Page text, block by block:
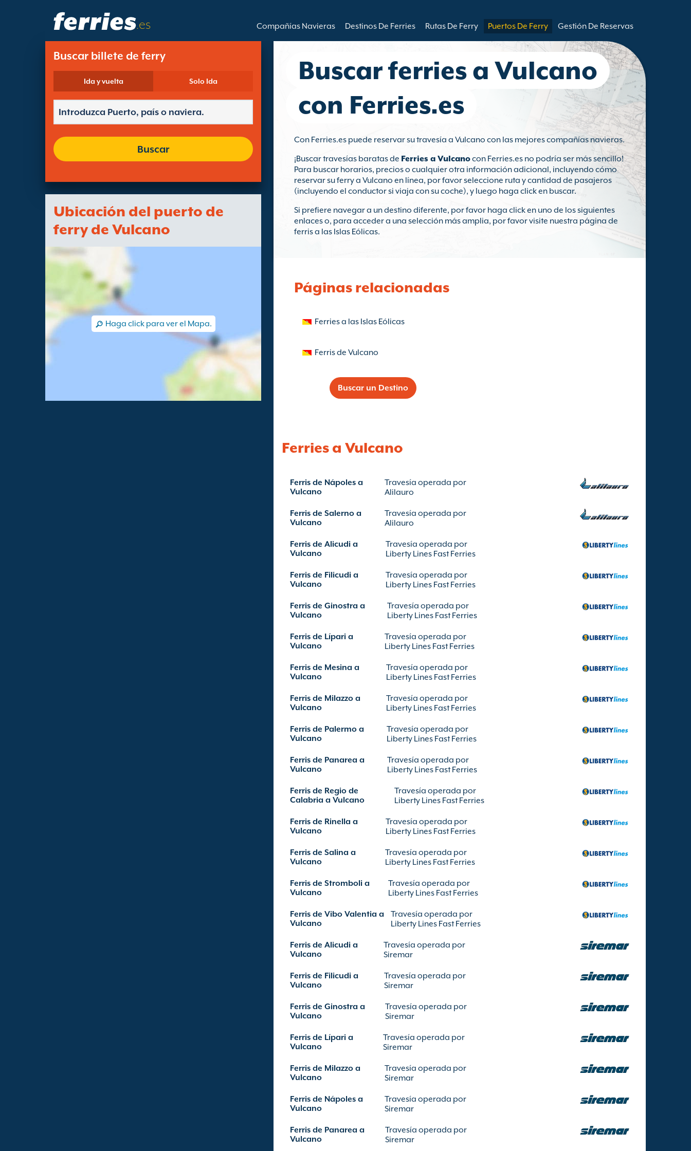
.es Compañías Navieras Destinos De Ferries Rutas De Ferry Puertos De Ferry Gestión De Reservas
Buscar billete de ferry
Ida y vuelta Solo Ida
Buscar
Ubicación del puerto de
ferry de Vulcano
Haga click para ver el Mapa.
Buscar ferries a Vulcano
con Ferries.es
Con Ferries.es puede reservar su travesía a Vulcano con las mejores compañías navieras.
¡Buscar travesías baratas de Ferries a Vulcanocon Ferries.es no podría ser más sencillo!
Para buscar horarios, precios o cualquier otra información adicional, incluyendo cómo
reservar su ferry a Vulcano en línea, por favor seleccione ruta y cantidad de pasajeros
(incluyendo el conductor si viaja con su coche), y luego haga click en buscar.
Si prefiere navegar a un destino diferente, por favor haga click en uno de los siguientes
enlaces o, para acceder a una selección más amplia, por favor visite nuestra página de
ferris a las Islas Eólicas.
Ferries a Vulcano
Ferris de Nápoles a
Vulcano
Travesía operada por
Alilauro
Ferris de Salerno a
Vulcano
Travesía operada por
Alilauro
Ferris de Alicudi a
Vulcano
Travesía operada por
Liberty Lines Fast Ferries
Ferris de Filicudi a
Vulcano
Travesía operada por
Liberty Lines Fast Ferries
Ferris de Ginostra a
Vulcano
Travesía operada por
Liberty Lines Fast Ferries
Ferris de Lípari a
Vulcano
Travesía operada por
Liberty Lines Fast Ferries
Ferris de Mesina a
Vulcano
Travesía operada por
Liberty Lines Fast Ferries
Ferris de Milazzo a
Vulcano
Travesía operada por
Liberty Lines Fast Ferries
Ferris de Palermo a
Vulcano
Travesía operada por
Liberty Lines Fast Ferries
Ferris de Panarea a
Vulcano
Travesía operada por
Liberty Lines Fast Ferries
Ferris de Regio de
Calabria a Vulcano
Travesía operada por
Liberty Lines Fast Ferries
Ferris de Rinella a
Vulcano
Travesía operada por
Liberty Lines Fast Ferries
Ferris de Salina a
Vulcano
Travesía operada por
Liberty Lines Fast Ferries
Ferris de Stromboli a
Vulcano
Travesía operada por
Liberty Lines Fast Ferries
Ferris de Vibo Valentia a
Vulcano
Travesía operada por
Liberty Lines Fast Ferries
Ferris de Alicudi a
Vulcano
Travesía operada por
Siremar
Ferris de Filicudi a
Vulcano
Travesía operada por
Siremar
Ferris de Ginostra a
Vulcano
Travesía operada por
Siremar
Ferris de Lípari a
Vulcano
Travesía operada por
Siremar
Ferris de Milazzo a
Vulcano
Travesía operada por
Siremar
Ferris de Nápoles a
Vulcano
Travesía operada por
Siremar
Ferris de Panarea a
Vulcano
Travesía operada por
Siremar
Páginas relacionadas
Ferries a las Islas Eólicas
Ferris de Vulcano
Buscar un Destino